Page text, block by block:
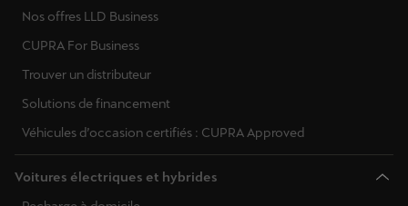
Nos offres LLD Business
CUPRA For Business
Trouver un distributeur
Solutions de financement
Véhicules d’occasion certifiés : CUPRA Approved
Voitures électriques et hybrides